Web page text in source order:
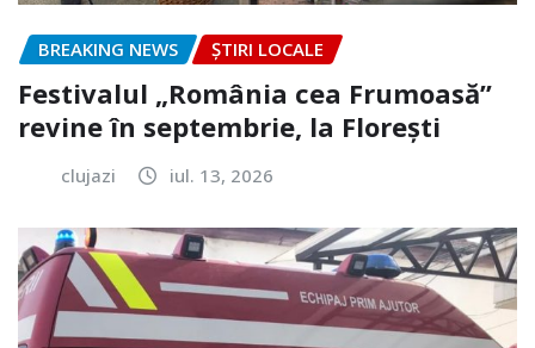
BREAKING NEWS ȘTIRI LOCALE
Festivalul „România cea Frumoasă”
revine în septembrie, la Florești
clujazi iul. 13, 2026